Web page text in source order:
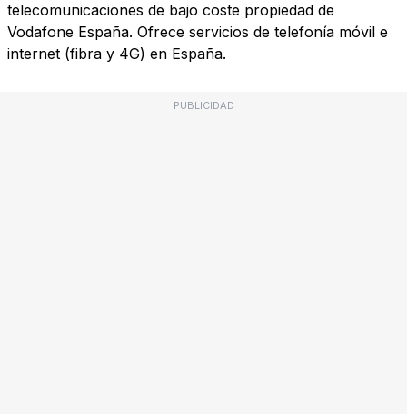
telecomunicaciones de bajo coste propiedad de
Vodafone España. Ofrece servicios de telefonía móvil e
internet (fibra y 4G) en España.
PUBLICIDAD